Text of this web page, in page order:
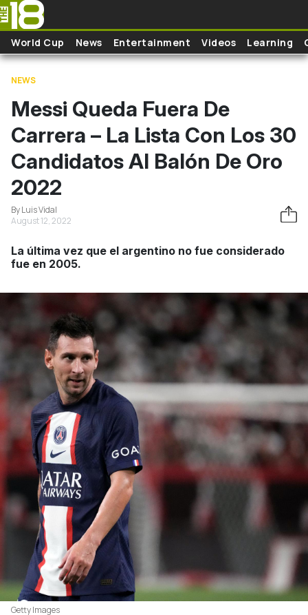
Skip to main content
World Cup News Entertainment Videos Learning
NEWS
Messi Queda Fuera De
Carrera – La Lista Con Los 30
Candidatos Al Balón De Oro
2022
By Luis Vidal
August 12, 2022
La última vez que el argentino no fue considerado
fue en 2005.
Getty Images